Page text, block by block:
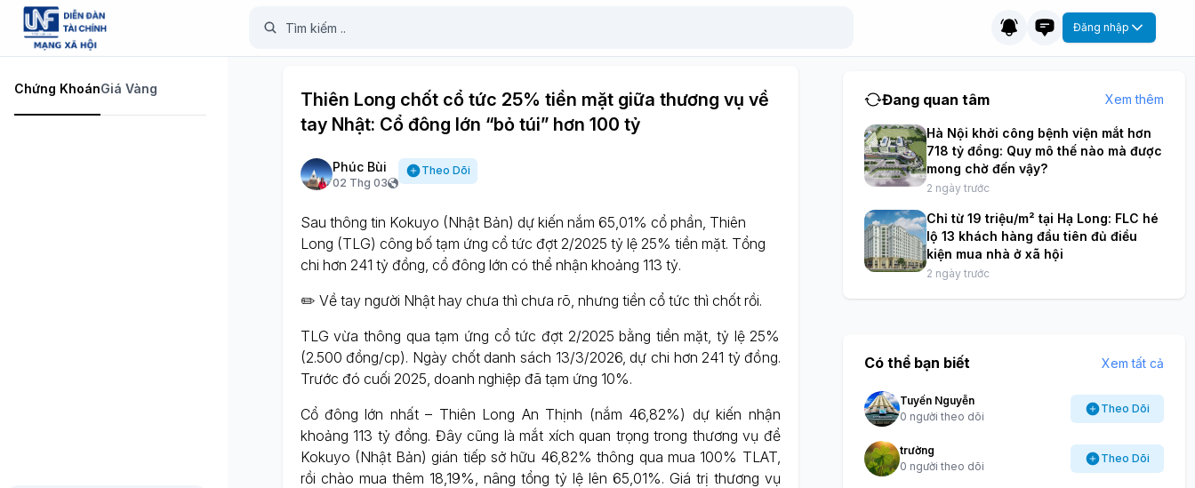
Đăng nhập
Chứng KhoánGiá Vàng
Thiên Long chốt cổ tức 25% tiền mặt giữa thương vụ về
tay Nhật: Cổ đông lớn “bỏ túi” hơn 100 tỷ
Phúc Bùi
02 Thg 03
Theo Dõi
Sau thông tin Kokuyo (Nhật Bản) dự kiến nắm 65,01% cổ phần, Thiên
Long (TLG) công bố tạm ứng cổ tức đợt 2/2025 tỷ lệ 25% tiền mặt. Tổng
chi hơn 241 tỷ đồng, cổ đông lớn có thể nhận khoảng 113 tỷ.
✏️ Về tay người Nhật hay chưa thì chưa rõ, nhưng tiền cổ tức thì chốt rồi.
TLG vừa thông qua tạm ứng cổ tức đợt 2/2025 bằng tiền mặt, tỷ lệ 25%
(2.500 đồng/cp). Ngày chốt danh sách 13/3/2026, dự chi hơn 241 tỷ đồng.
Trước đó cuối 2025, doanh nghiệp đã tạm ứng 10%.
Cổ đông lớn nhất – Thiên Long An Thịnh (nắm 46,82%) dự kiến nhận
khoảng 113 tỷ đồng. Đây cũng là mắt xích quan trọng trong thương vụ để
Kokuyo (Nhật Bản) gián tiếp sở hữu 46,82% thông qua mua 100% TLAT,
rồi chào mua thêm 18,19%, nâng tổng tỷ lệ lên 65,01%. Giá trị thương vụ
Đang quan tâm Xem thêm
Hà Nội khởi công bệnh viện mắt hơn
718 tỷ đồng: Quy mô thế nào mà được
mong chờ đến vậy?
2 ngày trước
Chỉ từ 19 triệu/m² tại Hạ Long: FLC hé
lộ 13 khách hàng đầu tiên đủ điều
kiện mua nhà ở xã hội
2 ngày trước
Có thể bạn biết Xem tất cả
Tuyến Nguyễn
0 người theo dõi
Theo Dõi
trường
0 người theo dõi
Theo Dõi